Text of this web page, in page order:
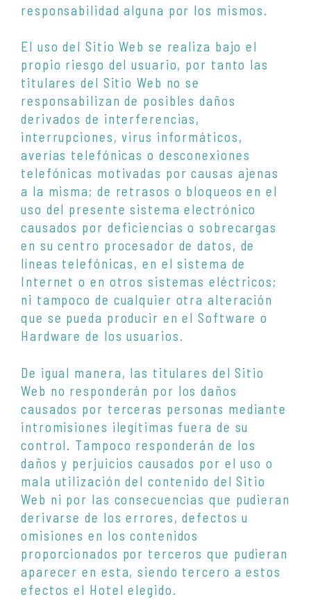
responsabilidad alguna por los mismos.
El uso del Sitio Web se realiza bajo el
propio riesgo del usuario, por tanto las
titulares del Sitio Web no se
responsabilizan de posibles daños
derivados de interferencias,
interrupciones, virus informáticos,
averías telefónicas o desconexiones
telefónicas motivadas por causas ajenas
a la misma; de retrasos o bloqueos en el
uso del presente sistema electrónico
causados por deficiencias o sobrecargas
en su centro procesador de datos, de
líneas telefónicas, en el sistema de
Internet o en otros sistemas eléctricos;
ni tampoco de cualquier otra alteración
que se pueda producir en el Software o
Hardware de los usuarios.
De igual manera, las titulares del Sitio
Web no responderán por los daños
causados por terceras personas mediante
intromisiones ilegítimas fuera de su
control. Tampoco responderán de los
daños y perjuicios causados por el uso o
mala utilización del contenido del Sitio
Web ni por las consecuencias que pudieran
derivarse de los errores, defectos u
omisiones en los contenidos
proporcionados por terceros que pudieran
aparecer en esta, siendo tercero a estos
efectos el Hotel elegido.